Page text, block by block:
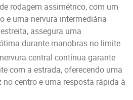
rodagem assimétrico, com um
e uma nervura intermediária
assegura uma
durante manobras no limite.
central contínua garante
com a estrada, oferecendo uma
no centro e uma resposta rápida à